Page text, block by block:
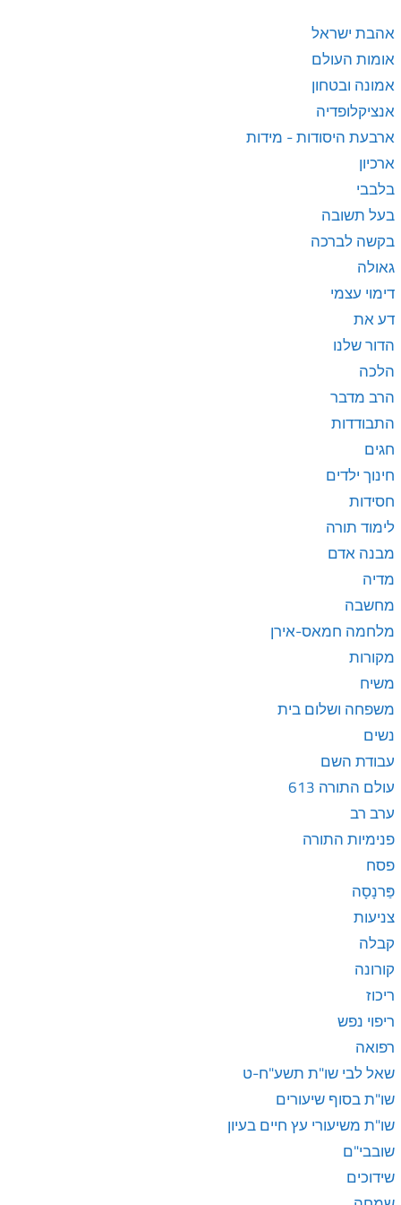
אהבת ישראל
אומות העולם
אמונה ובטחון
אנציקלופדיה
ארבעת היסודות - מידות
ארכיון
בלבבי
בעל תשובה
בקשה לברכה
גאולה
דימוי עצמי
דע את
הדור שלנו
הלכה
הרב מדבר
התבודדות
חגים
חינוך ילדים
חסידות
לימוד תורה
מבנה אדם
מדיה
מחשבה
מלחמה חמאס-אירן
מקורות
משיח
משפחה ושלום בית
נשים
עבודת השם
עולם התורה 613
ערב רב
פנימיות התורה
פסח
פַּרנָסָה
צניעות
קבלה
קורונה
ריכוז
ריפוי נפש
רפואה
שאל לבי שו"ת תשע"ח-ט
שו"ת בסוף שיעורים
שו"ת משיעורי עץ חיים בעיון
שובבי"ם
שידוכים